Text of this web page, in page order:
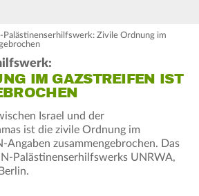
Palästinenserhilfswerk: Zivile Ordnung im
IM GAZSTREIFEN IST
Israel und der
ist die zivile Ordnung im
Angaben zusammengebrochen. Das
Palästinenserhilfswerks UNRWA,